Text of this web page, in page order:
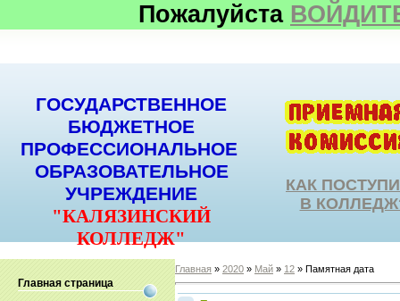
Пожалуйста
ГОСУДАРСТВЕННОЕ
БЮДЖЕТНОЕ
ПРОФЕССИОНАЛЬНОЕ
ОБРАЗОВАТЕЛЬНОЕ
УЧРЕЖДЕНИЕ
"КАЛЯЗИНСКИЙ
КОЛЛЕДЖ"
КАК
В
Главная страница
Главная » 2020 » Май » 12 » Памятная дата